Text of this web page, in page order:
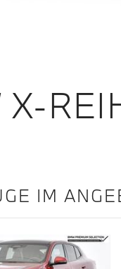
X-
IM